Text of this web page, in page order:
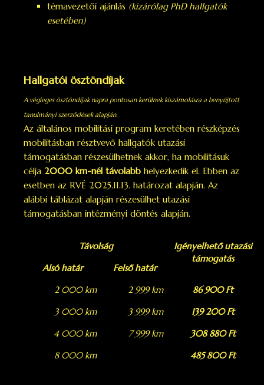
témavezetői ajánlás (kizárólag PhD hallgatók
esetében)
Hallgatói ösztöndíjak
A végleges ösztöndíjak napra pontosan kerülnek kiszámolásra a benyújtott
tanulmányi szerződések alapján.
Az általános mobilitási program keretében részképzés
mobilitásban résztvevő hallgatók utazási
támogatásban részesülhetnek akkor, ha mobilitásuk
célja 2000 km-nél távolabb helyezkedik el. Ebben az
esetben az RVÉ 2025.11.13. határozat alapján. Az
alábbi táblázat alapján részesülhet utazási
támogatásban intézményi döntés alapján.
Távolság
Igényelhető utazási
támogatás
Alsó határ
Felső határ
2 000 km
2 999 km
86 900 Ft
3 000 km
3 999 km
139 200 Ft
4 000 km
7 999 km
308 880 Ft
8 000 km
485 800 Ft